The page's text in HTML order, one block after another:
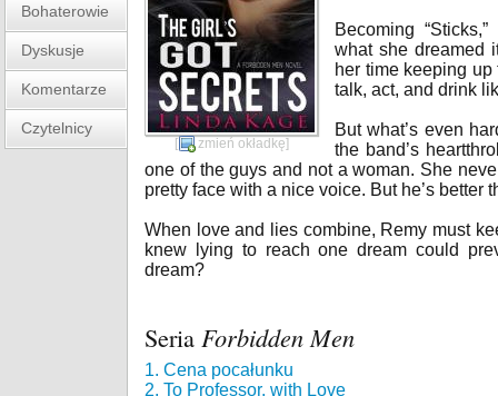
Bohaterowie
Dyskusje
Komentarze
Czytelnicy
[ zmień okładkę]
Becoming
what she dreamed
her time keeping
talk, act, and drink
But what’s even
the band’s
one of the guys and not a woman. She
pretty face with a nice voice. But he’s better
When love and lies combine, Remy must
knew lying to reach one dream could
dream?
Seria Forbidden Men
1. Cena pocałunku
2. To Professor, with Love